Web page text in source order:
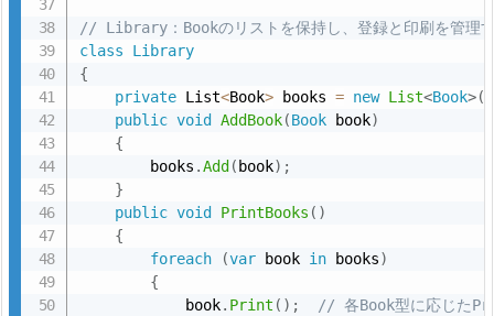
ン
タ
ー
フ
イ
ス
を
組
み
合
// Library：Bookのリストを保持し、登録と印刷を管理
class
Library
{
private List<Book> books = new List<Book>(
public void AddBook(Book book)
{
        books
.Add(book) ;
}
public void PrintBooks ( )
{
foreach
(var book in books)
{
            book
. Print ( ) ;
// 各Book型に応じた